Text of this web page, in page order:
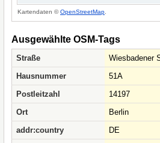
Kartendaten ©OpenStreetMap
Ausgewählte OSM-Tags
Straße
Wiesbadener
Hausnummer
51A
Postleitzahl
14197
Ort
Berlin
addr:country
DE